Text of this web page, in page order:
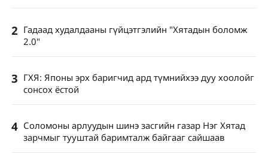
2 Гадаад худалдааны гүйцэтгэлийн "Хятадын боломж
2.0"
3 ГХЯ: Японы эрх баригчид ард түмнийхээ дуу хоолойг
сонсох ёстой
4 Соломоны арлуудын шинэ засгийн газар Нэг Хятад
зарчмыг тууштай баримталж байгааг сайшаав